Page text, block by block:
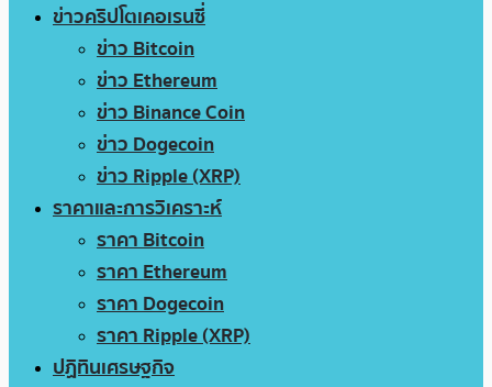
ข่าวคริปโตเคอเรนซี่
ข่าว Bitcoin
ข่าว Ethereum
ข่าว Binance Coin
ข่าว Dogecoin
ข่าว Ripple (XRP)
ราคาและการวิเคราะห์
ราคา Bitcoin
ราคา Ethereum
ราคา Dogecoin
ราคา Ripple (XRP)
ปฏิทินเศรษฐกิจ